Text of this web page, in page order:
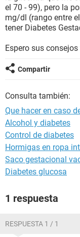
SEXUALIDAD
GLOSARIO
el 70 - 99), pero la
mg/dl (rango entre
tener Diabetes
Espero sus
Compartir
Consulta también:
Que hacer en caso
Alcohol y diabetes
Control de diabetes
Hormigas en ropa
Saco gestacional
Diabetes glucosa
1 respuesta
RESPUESTA 1 / 1